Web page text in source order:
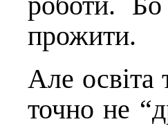
прожити.
Але освіта
точно не